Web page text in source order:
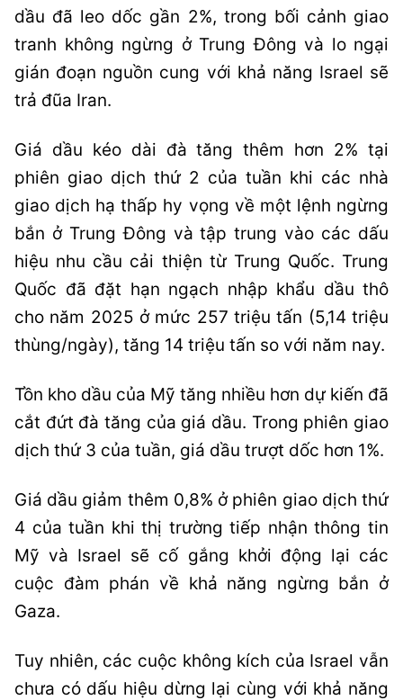
dầu đã leo dốc gần 2%, trong bối cảnh giao
tranh không ngừng ở Trung Đông và lo ngại
gián đoạn nguồn cung với khả năng Israel sẽ
trả đũa Iran.
Giá dầu kéo dài đà tăng thêm hơn 2% tại
phiên giao dịch thứ 2 của tuần khi các nhà
giao dịch hạ thấp hy vọng về một lệnh ngừng
bắn ở Trung Đông và tập trung vào các dấu
hiệu nhu cầu cải thiện từ Trung Quốc. Trung
Quốc đã đặt hạn ngạch nhập khẩu dầu thô
cho năm 2025 ở mức 257 triệu tấn (5,14 triệu
thùng/ngày), tăng 14 triệu tấn so với năm nay.
Tồn kho dầu của Mỹ tăng nhiều hơn dự kiến đã
cắt đứt đà tăng của giá dầu. Trong phiên giao
dịch thứ 3 của tuần, giá dầu trượt dốc hơn 1%.
Giá dầu giảm thêm 0,8% ở phiên giao dịch thứ
4 của tuần khi thị trường tiếp nhận thông tin
Mỹ và Israel sẽ cố gắng khởi động lại các
cuộc đàm phán về khả năng ngừng bắn ở
Gaza.
Tuy nhiên, các cuộc không kích của Israel vẫn
chưa có dấu hiệu dừng lại cùng với khả năng